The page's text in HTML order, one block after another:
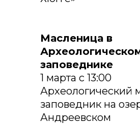
Масленица в
заповеднике
1 марта с 13:00
Археологический
заповедник на
Андреевском